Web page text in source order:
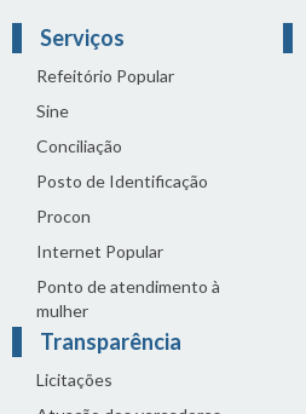
Serviços
Refeitório Popular
Sine
Conciliação
Posto de Identificação
Procon
Internet Popular
Ponto de atendimento à
mulher
Transparência
Licitações